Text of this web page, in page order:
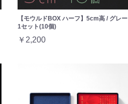
【モウルドBOX ハーフ】5cm高 / グレー
1セット(10個)
￥2,200